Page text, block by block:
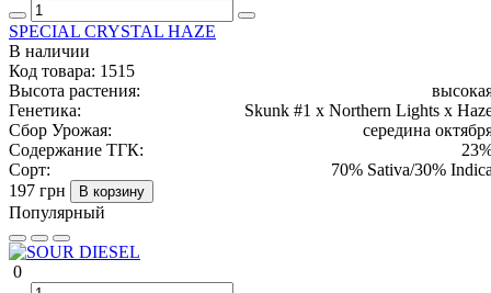
SPECIAL CRYSTAL HAZE
В наличии
Код товара: 1515
Высота растения:
Генетика:
Skunk #1 x Northern Lights x
Сбор Урожая:
середина
Содержание ТГК:
Сорт:
70% Sativa/30%
197 грн
В корзину
Популярный
0